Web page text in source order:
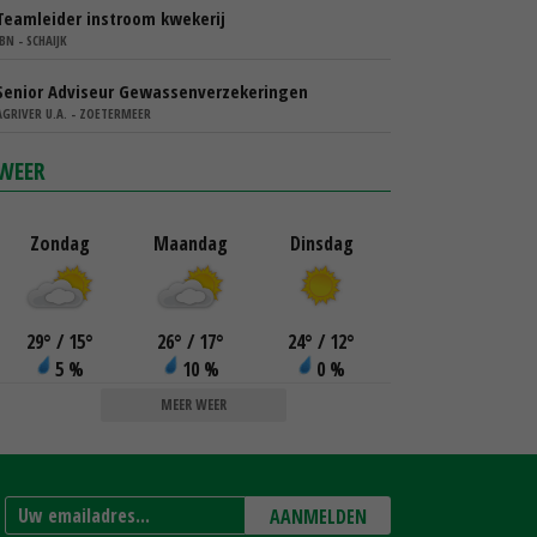
instroom kwekerij
- SCHAIJK
Adviseur Gewassenverzekeringen
U.A. - ZOETERMEER
Zondag
29° / 15°
5 %
Maandag
26° / 17°
10 %
Dinsdag
24° / 12°
0 %
MEER WEER
AANMELDEN